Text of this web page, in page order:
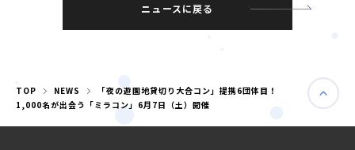
ニュースに戻る
TOP NEWS
「夜の遊園地貸切り大合コン」提携6団体目！
1,000名が出会う「ミラコン」6月7日（土）開催